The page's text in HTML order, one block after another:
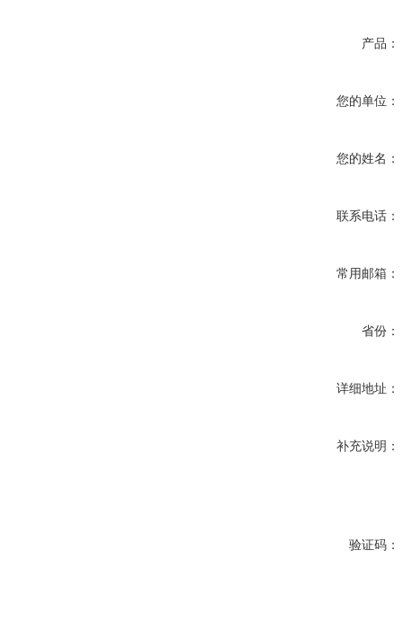
产品：
您的单位：
您的姓名：
联系电话：
常用邮箱：
省份：
详细地址：
补充说明：
验证码：